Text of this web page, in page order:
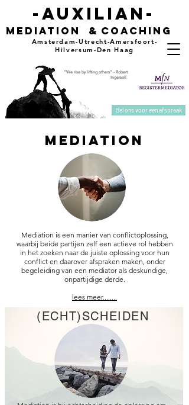
Amsterdam-Utrecht-Amersfoort-
Hilversum-Den Haag
-auxilian-
mediation coaching
&
"We rise by lifting others" - Robert
Ingersoll
Bel ons voor een afspraak
mediation
Mediation is een manier van conflictoplossing,
waarbij beide partijen zelf een actieve rol hebben
in het zoeken naar de juiste oplossing voor hun
conflict en daarover afspraken maken, onder
begeleiding van een mediator als deskundige,
onpartijdige derde.
lees meer........
(ECHT)SCHEIDEN